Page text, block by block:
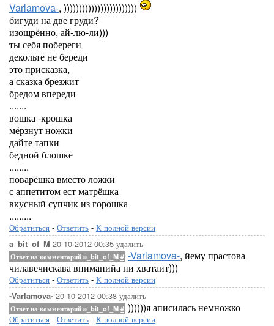
Varlamova-, ))))))))))))))))))))))))
бигуди на две груди?
изощрённо, ай-лю-ли)))
ты себя побереги
декольте не береди
это присказка,
а сказка брезжит
бредом впереди
.......
вошка -крошка
мёрзнут ножки
дайте тапки
бедной блошке
........
поварёшка вместо ложки
с аппетитом ест матрёшка
вкусный супчик из горошка
.........
Обратиться - Ответить - К полной версии
a_bit_of_M 20-10-2012-00:35 удалить
Ответ на комментарий a_bit_of_M # -Varlamova-, йему прастова
чилавечискава вниманийа ни хватаит)))
Обратиться - Ответить - К полной версии
-Varlamova- 20-10-2012-00:38 удалить
Ответ на комментарий a_bit_of_M # ))))))я аписилась немножко
Обратиться - Ответить - К полной версии